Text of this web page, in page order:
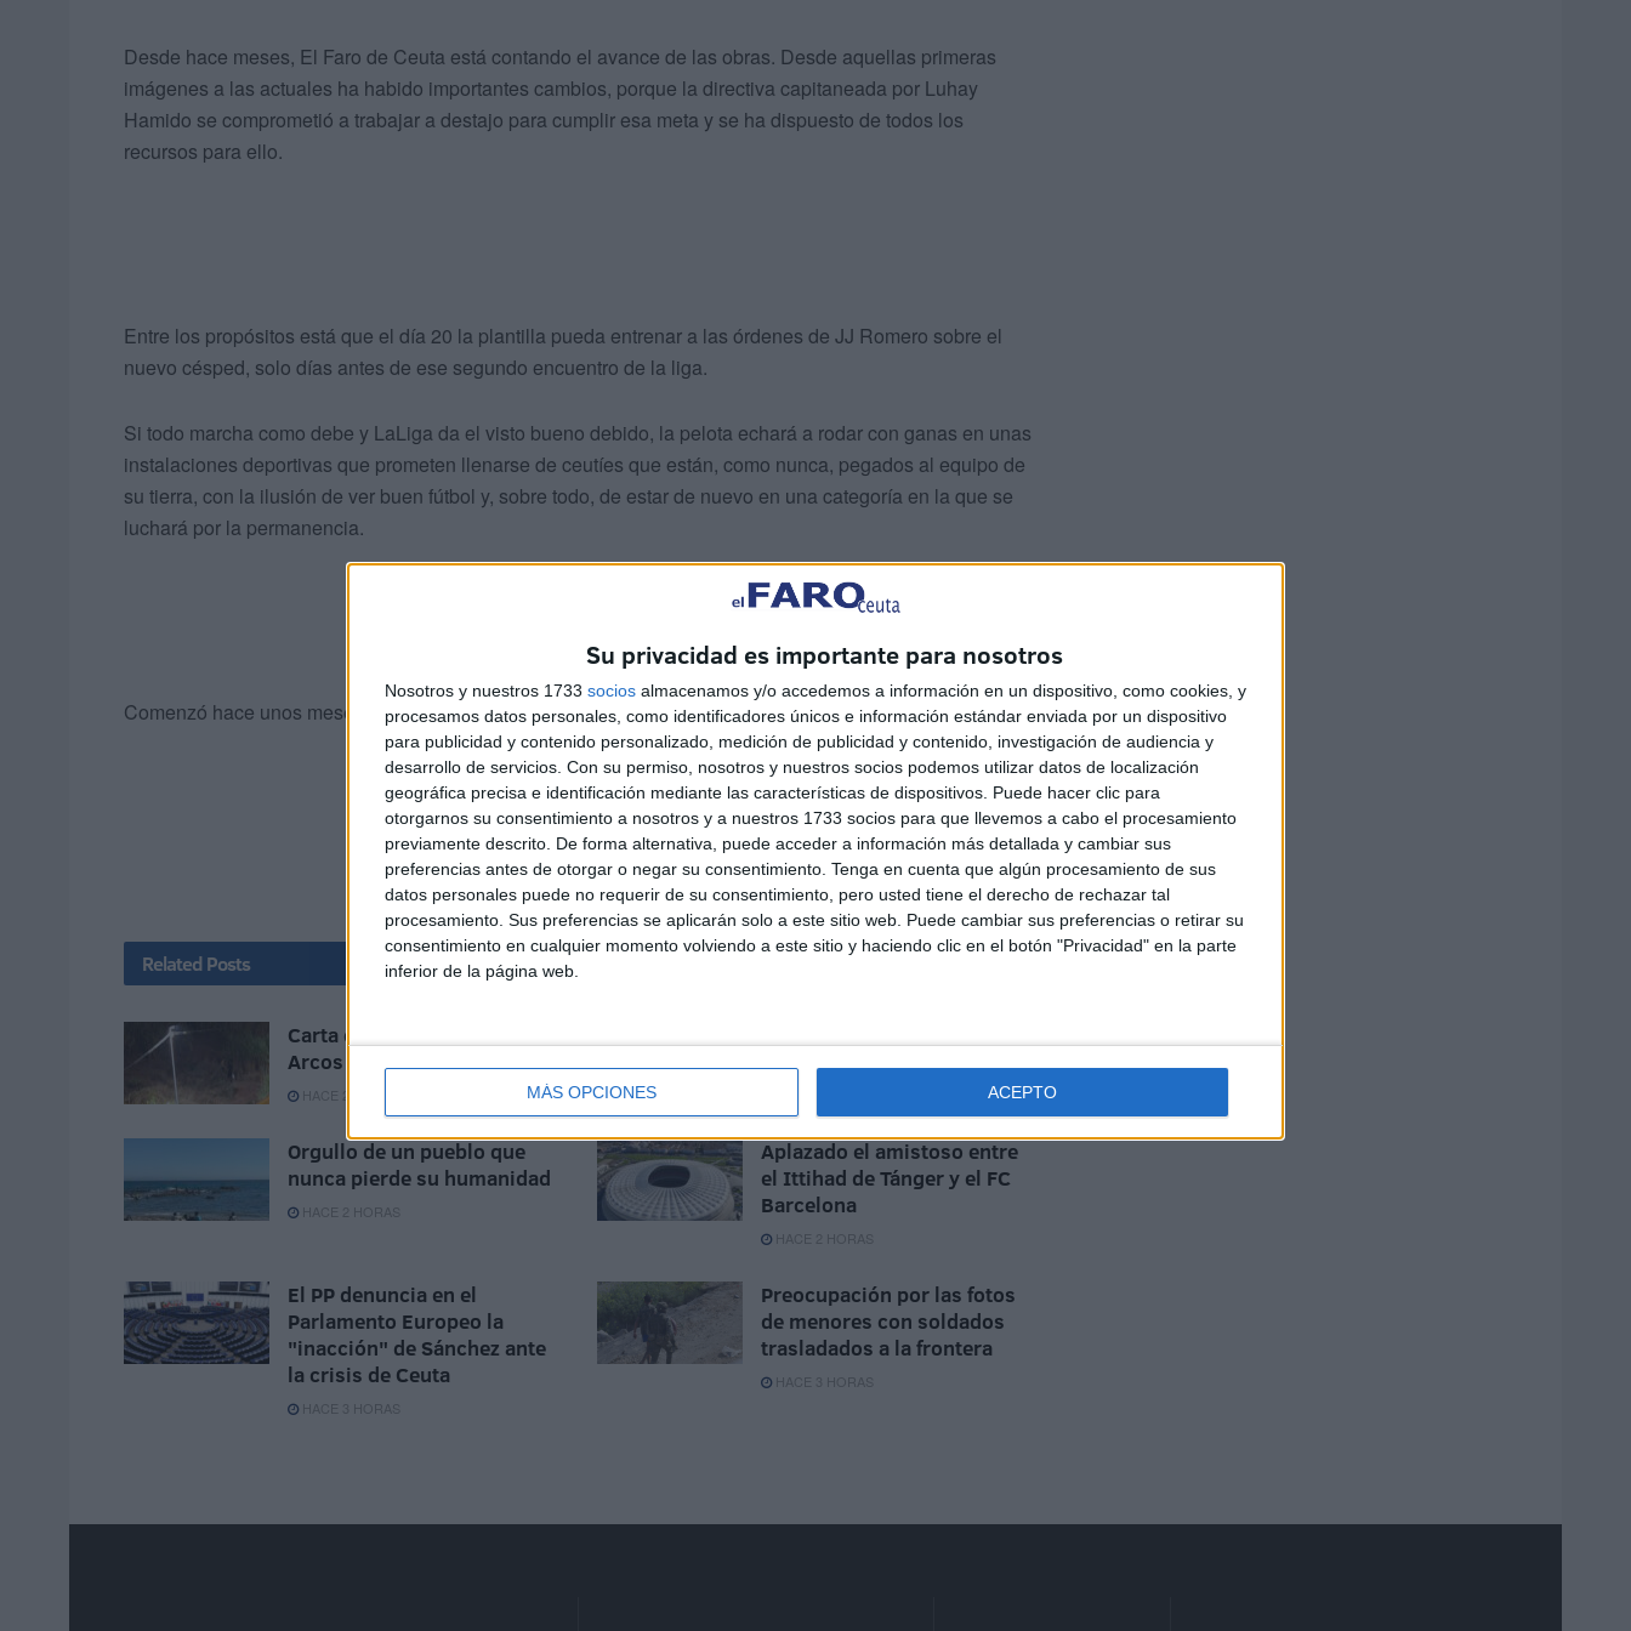
Su privacidad es importante para nosotros
Nosotros y nuestros 1733 socios almacenamos y/o accedemos a información en un dispositivo, como cookies, y
procesamos datos personales, como identificadores únicos e información estándar enviada por un dispositivo
para publicidad y contenido personalizado, medición de publicidad y contenido, investigación de audiencia y
desarrollo de servicios. Con su permiso, nosotros y nuestros socios podemos utilizar datos de localización
geográfica precisa e identificación mediante las características de dispositivos. Puede hacer clic para
otorgarnos su consentimiento a nosotros y a nuestros 1733 socios para que llevemos a cabo el procesamiento
previamente descrito. De forma alternativa, puede acceder a información más detallada y cambiar sus
preferencias antes de otorgar o negar su consentimiento. Tenga en cuenta que algún procesamiento de sus
datos personales puede no requerir de su consentimiento, pero usted tiene el derecho de rechazar tal
procesamiento. Sus preferencias se aplicarán solo a este sitio web. Puede cambiar sus preferencias o retirar su
consentimiento en cualquier momento volviendo a este sitio y haciendo clic en el botón "Privacidad" en la parte
inferior de la página web.
MÁS OPCIONES ACEPTO
Desde hace meses, El Faro de Ceuta está contando el avance de las obras. Desde aquellas primeras
imágenes a las actuales ha habido importantes cambios, porque la directiva capitaneada por Luhay
Hamido se comprometió a trabajar a destajo para cumplir esa meta y se ha dispuesto de todos los
recursos para ello.
Entre los propósitos está que el día 20 la plantilla pueda entrenar a las órdenes de JJ Romero sobre el
nuevo césped, solo días antes de ese segundo encuentro de la liga.
Si todo marcha como debe y LaLiga da el visto bueno debido, la pelota echará a rodar con ganas en unas
instalaciones deportivas que prometen llenarse de ceutíes que están, como nunca, pegados al equipo de
su tierra, con la ilusión de ver buen fútbol y, sobre todo, de estar de nuevo en una categoría en la que se
luchará por la permanencia.
Comenzó hace unos meses un sueño, ahora es solo cuestión de saber y poder disfrutarlo.
Related Posts
Carta de los vecinos de
Arcos Quebrados
HACE 2 HORAS
herido por arma blanca
Orgullo de un pueblo que
nunca pierde su humanidad
HACE 2 HORAS
Aplazado el amistoso entre
el Ittihad de Tánger y el FC
Barcelona
HACE 2 HORAS
El PP denuncia en el
Parlamento Europeo la
"inacción" de Sánchez ante
la crisis de Ceuta
HACE 3 HORAS
Preocupación por las fotos
de menores con soldados
trasladados a la frontera
HACE 3 HORAS